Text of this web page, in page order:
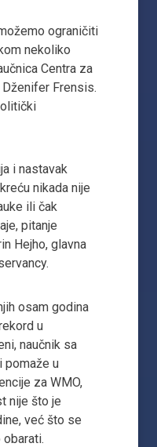
ograničiti
nekoliko
Centra za
Frensis.
i nastavak
nikada nije
ili čak
pitanje
Hejho, glavna
osam godina
u
naučnik sa
pomaže u
za WMO,
nije što je
već što se